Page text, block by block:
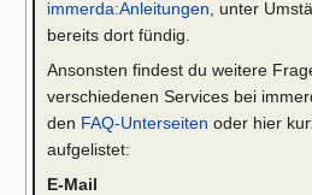
immerda:Anleitungen , unter
bereits dort fündig.
Ansonsten findest du weitere
verschiedenen Services bei
den FAQ-Unterseiten oder hier
aufgelistet:
E-Mail